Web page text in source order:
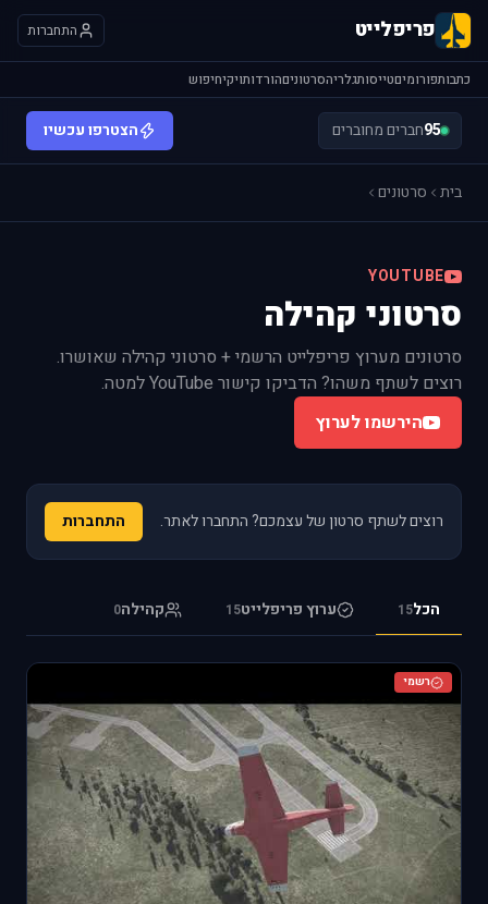
פריפלייט התחברות
כתבותפורומיםטייסותגלריהסרטוניםהורדותויקיחיפוש
95חברים מחוברים הצטרפו עכשיו
בית סרטונים
YOUTUBE
סרטוני קהילה
סרטונים מערוץ פריפלייט הרשמי + סרטוני קהילה שאושרו.
רוצים לשתף משהו? הדביקו קישור YouTube למטה.
הירשמו לערוץ
רוצים לשתף סרטון של עצמכם? התחברו לאתר. התחברות
הכל15 ערוץ פריפלייט15 קהילה0
רשמי